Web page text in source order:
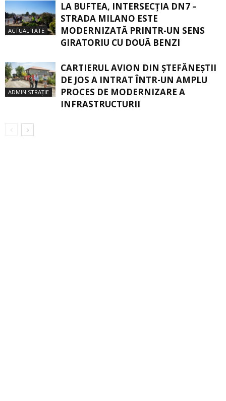
ACTUALITATE
LA BUFTEA, INTERSECŢIA DN7 –
STRADA MILANO ESTE
MODERNIZATĂ PRINTR-UN SENS
GIRATORIU CU DOUĂ BENZI
ADMINISTRAȚIE
CARTIERUL AVION DIN ŞTEFĂNEŞTII
DE JOS A INTRAT ÎNTR-UN AMPLU
PROCES DE MODERNIZARE A
INFRASTRUCTURII